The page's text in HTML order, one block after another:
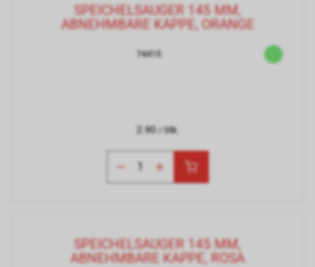
SPEICHELSAUGER 145 MM,
ABNEHMBARE KAPPE, ORANGE
74415
2.90/ Stk.
SPEICHELSAUGER 145 MM,
ABNEHMBARE KAPPE, ROSA